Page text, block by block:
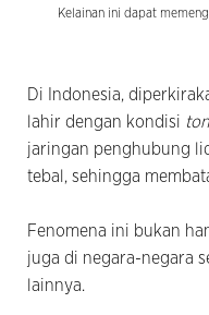
Kelainan ini dapat
Di Indonesia,
lahir dengan kondisi
jaringan penghubung
tebal, sehingga
Fenomena ini bukan
juga di negara-negara
lainnya.